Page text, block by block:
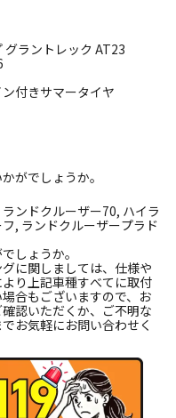
グラントレック AT23
付きサマータイヤ
がでしょうか。
ランドクルーザー70, ハイラ
, ランドクルーザープラド
しょうか。
に関しましては、仕様や
り上記車種すべてに取付
合もございますので、お
認いただくか、ご不明な
お気軽にお問い合わせく